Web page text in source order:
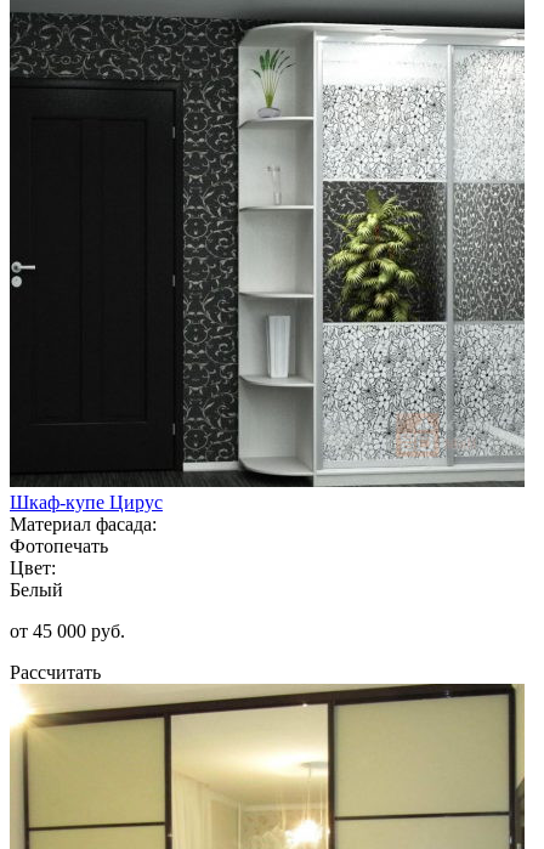
Шкаф-купе Цирус
Материал фасада:
Фотопечать
Цвет:
Белый
от 45 000 руб.
Рассчитать